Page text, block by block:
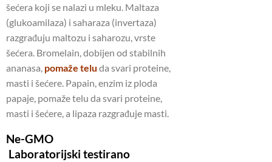
šećera koji se nalazi u mleku. Maltaza
(glukoamilaza) i saharaza (invertaza)
razgrađuju maltozu i saharozu, vrste
šećera. Bromelain, dobijen od stabilnih
ananasa, pomaže telu da svari proteine,
masti i šećere. Papain, enzim iz ploda
papaje, pomaže telu da svari proteine,
masti i šećere, a lipaza razgrađuje masti.
Ne-GMO
Laboratorijski testirano